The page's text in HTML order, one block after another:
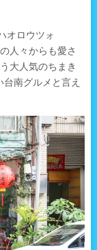
オロウツォ
人々からも愛さ
大人気のちまき
南グルメと言え